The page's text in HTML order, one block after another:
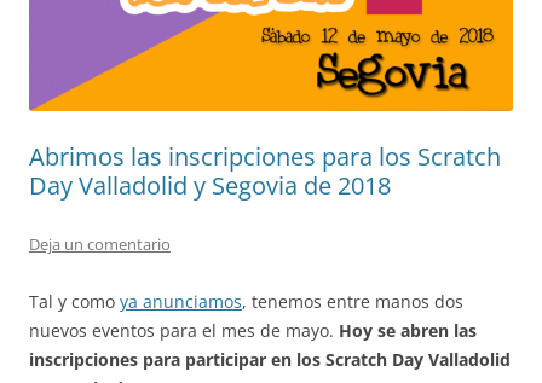
Abrimos las inscripciones para los Scratch
Day Valladolid y Segovia de 2018
Deja un comentario
Tal y como ya anunciamos, tenemos entre manos dos
nuevos eventos para el mes de mayo. Hoy se abren las
inscripciones para participar en los Scratch Day Valladolid